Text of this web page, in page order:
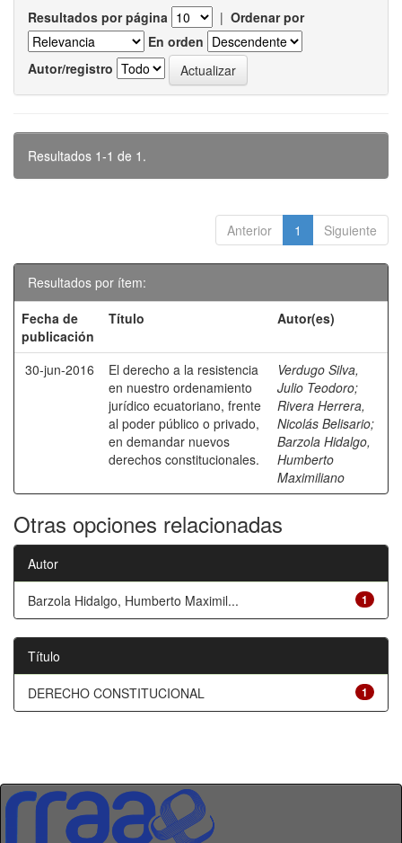
Resultados por página | Ordenar por
En orden
Autor/registro
Resultados 1-1 de 1.
Anterior 1 Siguiente
Resultados por ítem:
Fecha de
publicación
Título Autor(es)
30-jun-2016
El derecho a la resistencia
en nuestro ordenamiento
jurídico ecuatoriano, frente
al poder público o privado,
en demandar nuevos
derechos constitucionales.
Verdugo Silva,
Julio Teodoro;
Rivera Herrera,
Nicolás Belisario;
Barzola Hidalgo,
Humberto
Maximiliano
Otras opciones relacionadas
Autor
1
Barzola Hidalgo, Humberto Maximil...
Título
1
DERECHO CONSTITUCIONAL